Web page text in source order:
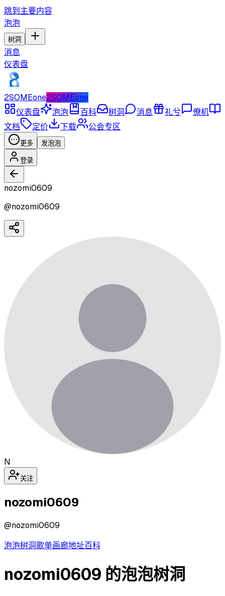
跳到主要内容
泡泡
树洞
消息
仪表盘
2SOMEone2SOMEone
仪表盘
泡泡 百科 树洞 消息 礼兮
僚机
文档
定价 下载 公会专区
更多 发泡泡
登录
nozomi0609
@nozomi0609
N
关注
nozomi0609
@nozomi0609
泡泡树洞歌单画廊地址百科
nozomi0609 的泡泡树洞